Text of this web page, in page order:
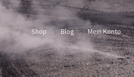
Shop Blog Mein Konto